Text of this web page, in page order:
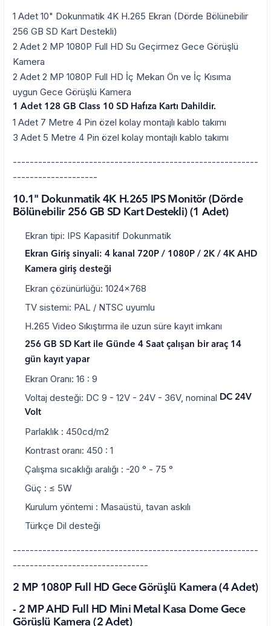
1 Adet 10" Dokunmatik 4K H.265 Ekran (Dörde Bölünebilir
256 GB SD Kart Destekli)
2 Adet 2 MP 1080P Full HD Su Geçirmez Gece Görüşlü
Kamera
2 Adet 2 MP 1080P Full HD İç Mekan Ön ve İç Kısıma
uygun Gece Görüşlü Kamera
1 Adet 128 GB Class 10 SD Hafıza Kartı Dahildir.
1 Adet 7 Metre 4 Pin özel kolay montajlı kablo takımı
3 Adet 5 Metre 4 Pin özel kolay montajlı kablo takımı
----------------------------------------------------------
--------------------
10.1" Dokunmatik 4K H.265 IPS Monitör (Dörde
Bölünebilir 256 GB SD Kart Destekli) (1 Adet)
Ekran tipi: IPS Kapasitif Dokunmatik
Ekran Giriş sinyali: 4 kanal 720P / 1080P / 2K / 4K AHD
Kamera giriş desteği
Ekran çözünürlüğü: 1024x768
TV sistemi: PAL / NTSC uyumlu
H.265 Video Sıkıştırma ile uzun süre kayıt imkanı
256 GB SD Kart ile Günde 4 Saat çalışan bir araç 14
gün kayıt yapar
Ekran Oranı: 16 : 9
Voltaj desteği: DC 9 - 12V - 24V - 36V, nominal DC 24V
Volt
Parlaklık : 450cd/m2
Kontrast oranı: 450 : 1
Çalışma sıcaklığı aralığı : -20 ° - 75 °
Güç : ≤ 5W
Kurulum yöntemi : Masaüstü, tavan askılı
Türkçe Dil desteği
----------------------------------------------------------
--------------------------------
2 MP 1080P Full HD Gece Görüşlü Kamera (4 Adet)
- 2 MP AHD Full HD Mini Metal Kasa Dome Gece
Görüşlü Kamera (2 Adet)